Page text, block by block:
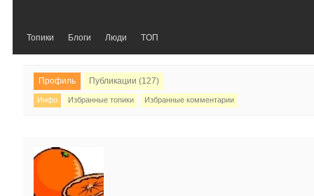
Топики Блоги Люди TOП
Профиль
Инфо Избранные топики Избранные комментарии
Публикации (127)